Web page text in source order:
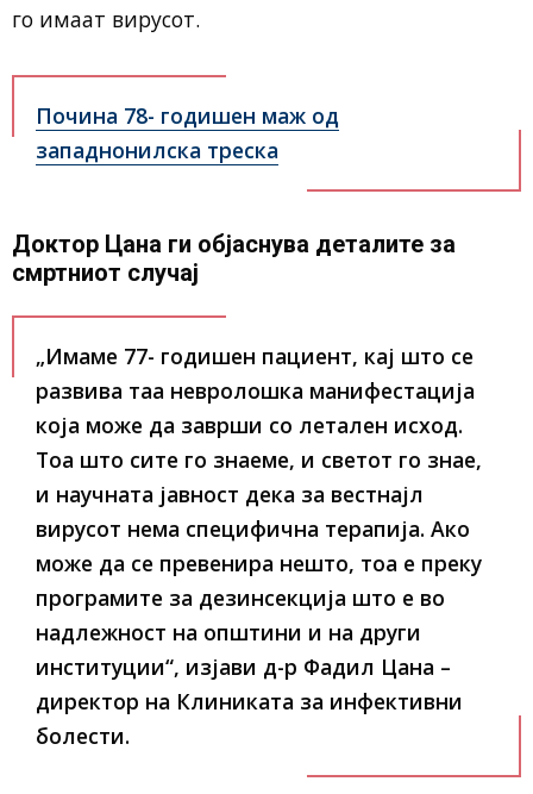
го имаат вирусот.
Почина 78- годишен маж од
западнонилска треска
Доктор Цана ги објаснува деталите за
смртниот случај
„Имаме 77- годишен пациент, кај што се
развива таа невролошка манифестација
која може да заврши со летален исход.
Тоа што сите го знаеме, и светот го знае,
и научната јавност дека за вестнајл
вирусот нема специфична терапија. Ако
може да се превенира нешто, тоа е преку
програмите за дезинсекција што е во
надлежност на општини и на други
институции“, изјави д-р Фадил Цана –
директор на Клиниката за инфективни
болести.